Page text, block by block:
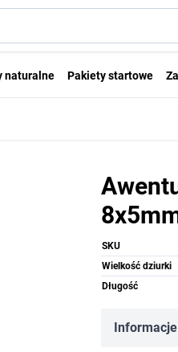
naturalne Pakiety startowe
SKU
Wielkość dziurki
Długość